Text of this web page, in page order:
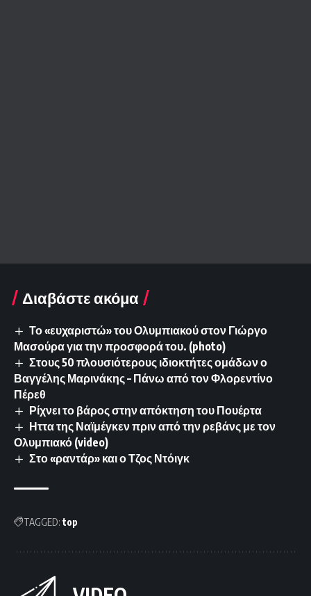
Διαβάστε ακόμα
Το «ευχαριστώ» του Ολυμπιακού στον Γιώργο
Μασούρα για την προσφορά του. (photo)
Στους 50 πλουσιότερους ιδιοκτήτες ομάδων ο
Βαγγέλης Μαρινάκης – Πάνω από τον Φλορεντίνο
Πέρεθ
Ρίχνει το βάρος στην απόκτηση του Πουέρτα
Ηττα της Ναϊμέγκεν πριν από την ρεβάνς με τον
Ολυμπιακό (video)
Στο «ραντάρ» και ο Τζος Ντόιγκ
TAGGED: top